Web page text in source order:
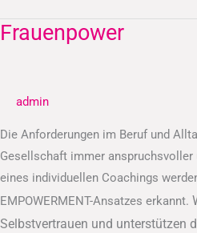
Frauenpower
admin
Die Anforderungen im Beruf und
Gesellschaft immer anspruchsvoller
eines individuellen Coachings
EMPOWERMENT-Ansatzes erkannt.
Selbstvertrauen und unterstützen
Frauenpower